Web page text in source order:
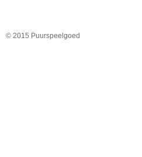
© 2015 Puurspeelgoed